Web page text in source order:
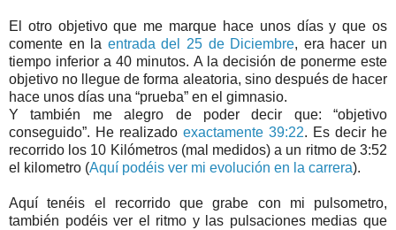
El otro objetivo que me marque hace unos días y que os
comente en la entrada del 25 de Diciembre, era hacer un
tiempo inferior a 40 minutos. A la decisión de ponerme este
objetivo no llegue de forma aleatoria, sino después de hacer
hace unos días una “prueba” en el gimnasio.
Y también me alegro de poder decir que: “objetivo
conseguido”. He realizado exactamente 39:22. Es decir he
recorrido los 10 Kilómetros (mal medidos) a un ritmo de 3:52
el kilometro (Aquí podéis ver mi evolución en la carrera).
Aquí tenéis el recorrido que grabe con mi pulsometro,
también podéis ver el ritmo y las pulsaciones medias que